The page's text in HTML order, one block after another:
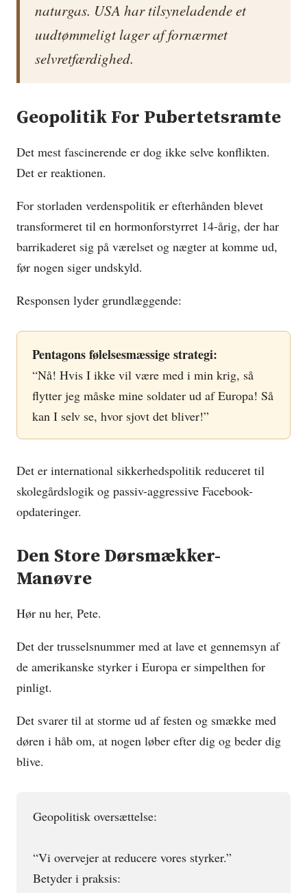
naturgas. USA har tilsyneladende et
uudtømmeligt lager af fornærmet
selvretfærdighed.
Geopolitik For Pubertetsramte
Det mest fascinerende er dog ikke selve konflikten.
Det er reaktionen.
For storladen verdenspolitik er efterhånden blevet
transformeret til en hormonforstyrret 14-årig, der har
barrikaderet sig på værelset og nægter at komme ud,
før nogen siger undskyld.
Responsen lyder grundlæggende:
Pentagons følelsesmæssige strategi:
“Nå! Hvis I ikke vil være med i min krig, så
flytter jeg måske mine soldater ud af Europa! Så
kan I selv se, hvor sjovt det bliver!”
Det er international sikkerhedspolitik reduceret til
skolegårdslogik og passiv-aggressive Facebook-
opdateringer.
Den Store Dørsmækker-
Manøvre
Hør nu her, Pete.
Det der trusselsnummer med at lave et gennemsyn af
de amerikanske styrker i Europa er simpelthen for
pinligt.
Det svarer til at storme ud af festen og smække med
døren i håb om, at nogen løber efter dig og beder dig
blive.
Geopolitisk oversættelse:
“Vi overvejer at reducere vores styrker.”
Betyder i praksis: